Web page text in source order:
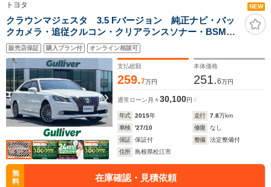
トヨタ NEW
クラウンマジェスタ 3.5 Fバージョン 純正ナビ・バッ
クカメラ・追従クルコン・クリアランスソナー・BSM・
ステアリングヒーター・シートヒーター・ベンチレーシ
ョン・後席アームレスト操作パネル・電動リアサンシェ
ード・純正フロアマット・ETC
販売店保証 購入プラン付 オンライン相談可
支払総額
259.7万円
本体価格
251.6万円
通常ローン 月々30,100円
年式 2015年 走行 7.8万km
車検
'27/10 修復
なし
保証
保証付 整備
法定整備付
住所
島根県松江市
無
料
在庫確認・見積依頼